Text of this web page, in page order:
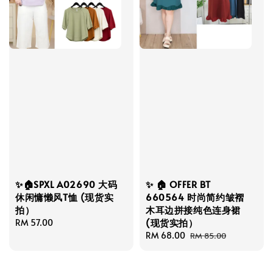
✨🏠SPXL A02690 大码
休闲慵懒风T恤 (现货实
拍）
Regular
RM 57.00
✨ 🏠 OFFER BT
660564 时尚简约皱褶
木耳边拼接纯色连身裙
(现货实拍）
Sale
RM 68.00 Regular
RM 85.00